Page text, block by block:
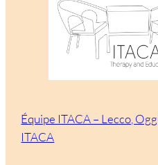
Équipe ITACA – Lecco,
ITACA